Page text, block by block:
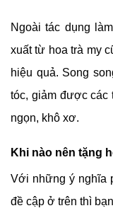
Ngoài tác dụng
xuất từ hoa trà my
hiệu quả. Song
tóc, giảm được các
ngọn, khô xơ.
Khi nào nên tặng
Với những ý nghĩa
đề cập ở trên thì